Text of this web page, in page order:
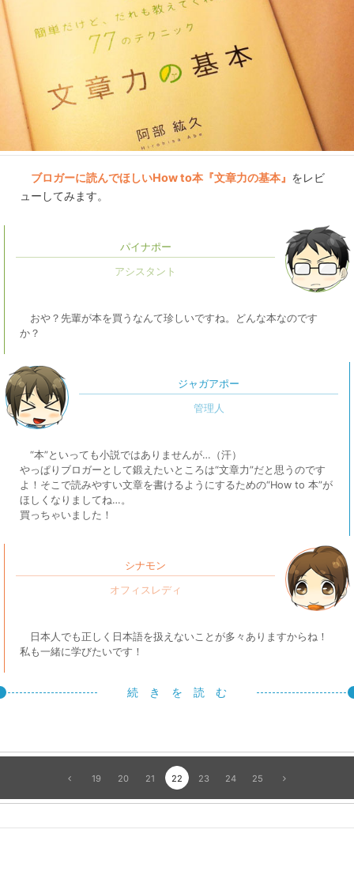
ブロガーに読んでほしいHow to本『文章力の基本』 をレビ
ューしてみます。
パイナポー
おや？先輩が本を買うなんて珍しいですね。どんな本なのです
か？
ジャガアポー
“本”といっても小説ではありませんが…（汗）
やっぱりブロガーとして鍛えたいところは“文章力”だと思うのです
よ！そこで読みやすい文章を書けるようにするための“How to 本”が
ほしくなりましてね…。
買っちゃいました！
シナモン
日本人でも正しく日本語を扱えないことが多々ありますからね！
私も一緒に学びたいです！
続 き を 読 む
19 20 21 22 23 24 25